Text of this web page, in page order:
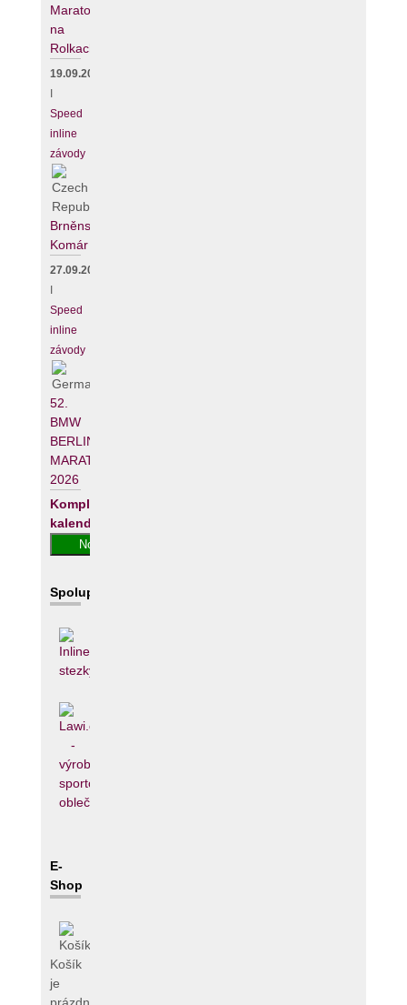
Maraton
na
Rolkach
19.09.2026
Speed
inline
závody
Brněnský
Komár
27.09.2026
Speed
inline
závody
52.
BMW
BERLIN-
MARATHON
2026
Kompletní
kalendář
Spolupracujeme
E-
Shop
Košík
je
prázdný